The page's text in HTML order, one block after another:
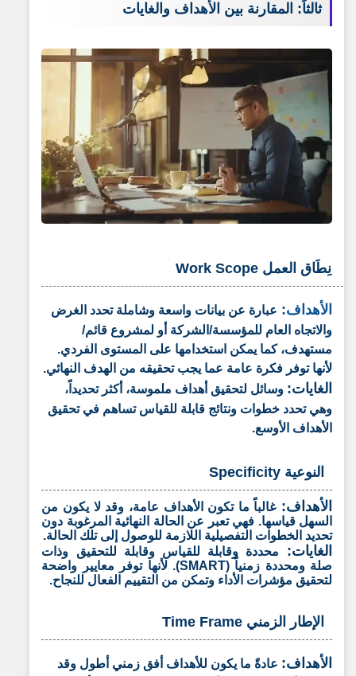
ثالثاً: المقارنة بين الأهداف والغايات
نِطَاق العمل Work Scope
الأهداف: عبارة عن بيانات واسعة وشاملة تحدد الغرض
والاتجاه العام للمؤسسة/الشركة أو لمشروع قائم/
مستهدف، كما يمكن استخدامها على المستوى الفردي.
لأنها توفر فكرة عامة عما يجب تحقيقه من الهدف النهائي.
الغايات: وسائل لتحقيق أهداف ملموسة، أكثر تحديداً،
وهي تحدد خطوات ونتائج قابلة للقياس تساهم في تحقيق
الأهداف الأوسع.
النوعية Specificity
الأهداف:غالباً ما تكون الأهداف عامة، وقد لا يكون من
السهل قياسها. فهي تعبر عن الحالة النهائية المرغوبة دون
تحديد الخطوات التفصيلية اللازمة للوصول إلى تلك الحالة.
الغايات:
محددة وقابلة للقياس وقابلة للتحقيق وذات
صلة ومحددة زمنياً (SMART). لأنها توفر معايير واضحة
لتحقيق مؤشرات الأداء وتمكن من التقييم الفعال للنجاح.
الإطار الزمني Time Frame
الأهداف: عادةً ما يكون للأهداف أفق زمني أطول وقد